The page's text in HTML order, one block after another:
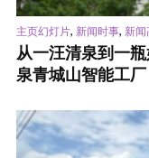
主页幻灯片, 新闻时事, 新
从一汪清泉到一
泉青城山智能工厂